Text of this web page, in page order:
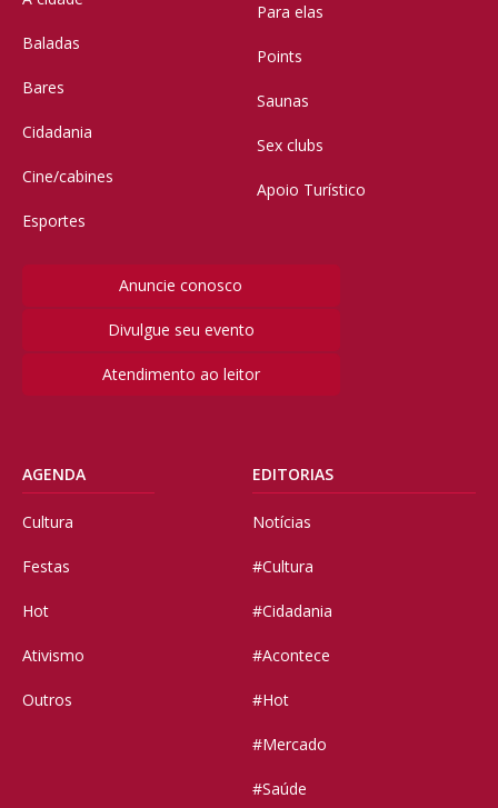
Baladas
Bares
Cidadania
Cine/cabines
Esportes
Para elas
Points
Saunas
Sex clubs
Apoio Turístico
Anuncie conosco
Divulgue seu evento
Atendimento ao leitor
AGENDA
Cultura
Festas
Hot
Ativismo
Outros
EDITORIAS
Notícias
#Cultura
#Cidadania
#Acontece
#Hot
#Mercado
#Saúde